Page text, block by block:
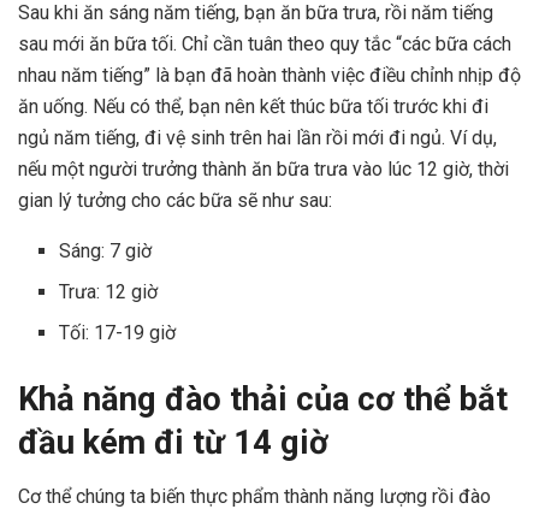
Sau khi ăn sáng năm tiếng, bạn ăn bữa trưa, rồi năm tiếng
sau mới ăn bữa tối. Chỉ cần tuân theo quy tắc “các bữa cách
nhau năm tiếng” là bạn đã hoàn thành việc điều chỉnh nhịp độ
ăn uống. Nếu có thể, bạn nên kết thúc bữa tối trước khi đi
ngủ năm tiếng, đi vệ sinh trên hai lần rồi mới đi ngủ. Ví dụ,
nếu một người trưởng thành ăn bữa trưa vào lúc 12 giờ, thời
gian lý tưởng cho các bữa sẽ như sau:
Sáng: 7 giờ
Trưa: 12 giờ
Tối: 17-19 giờ
Khả năng đào thải của cơ thể bắt
đầu kém đi từ 14 giờ
Cơ thể chúng ta biến thực phẩm thành năng lượng rồi đào